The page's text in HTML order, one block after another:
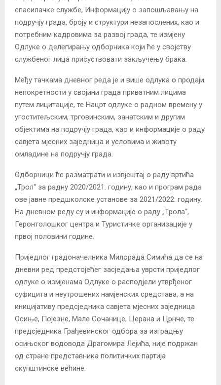
спасилачке службе, Информацију о запошљавању на
подручју града, броју и структури незапослених, као и
потребним кадровима за развој града, те измјену
Одлуке о делегирању одборника који ће у својству
службеног лица присуствовати закључењу брака.
Међу тачкама дневног реда је и више одлука о продаји
непокретности у својини града приватним лицима
путем лицитације, те Нацрт одлуке о радном времену у
угоститељским, трговинским, занатским и другим
објектима на подручју града, као и информације о раду
савјета мјесних заједница и условима и животу
омладине на подручју града.
Одборници ће разматрати и извјештај о раду вртића
„Трол“ за радну 2020/2021. годину, као и програм рада
ове јавне предшколске установе за 2021/2022. годину.
На дневном реду су и информације о раду „Трола“,
Геронтолошког центра и Туристичке организације у
првој половини године.
Приједлог градоначелника Милорада Симића да се на
дневни ред предстојећег засједања уврсти приједлог
одлуке о измјенама Одлуке о расподјели утврђеног
суфицита и неутрошених намјенских средстава, а на
иницијативу предсједника савјета мјесних заједница
Осиње, Појезне, Мале Сочанице, Церана и Црнче, те
предсједника Грађевинског одбора за изградњу
осињског водовода Драгомира Лејића, није подржан
од стране представника политичких партија
скупштинске већине.